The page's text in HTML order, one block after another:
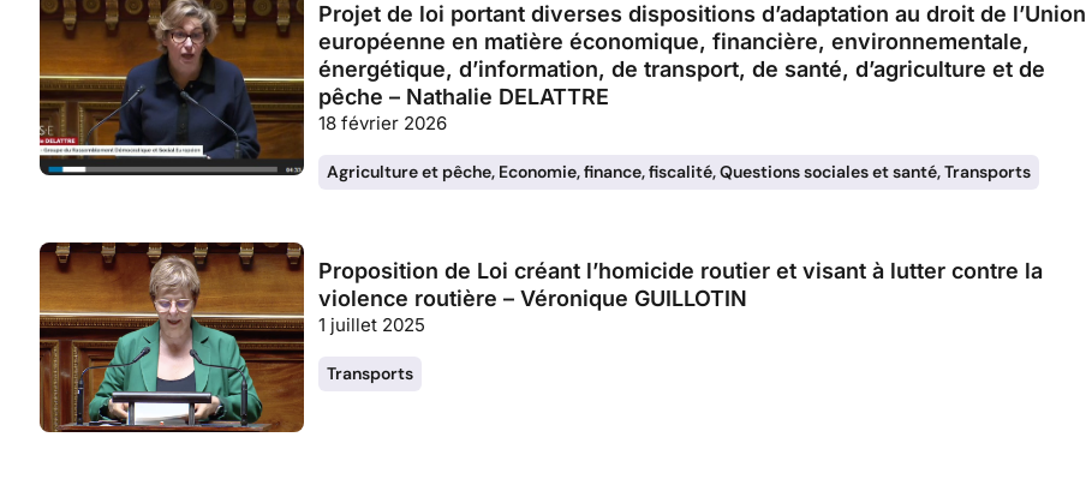
Projet de loi portant diverses dispositions d’adaptation au droit de l’Union
européenne en matière économique, financière, environnementale,
énergétique, d’information, de transport, de santé, d’agriculture et de
pêche – Nathalie DELATTRE
18 février 2026
Agriculture et pêche, Economie, finance, fiscalité,Questions sociales et santé,Transports
Proposition de Loi créant l’homicide routier et visant à lutter contre la
violence routière – Véronique GUILLOTIN
1 juillet 2025
Transports